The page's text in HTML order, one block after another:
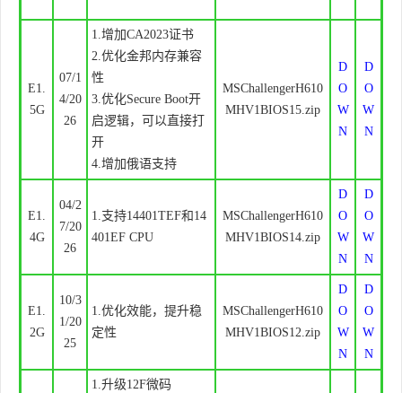
E1.
5G
07/1
4/20
26
1.增加CA2023证书
2.优化金邦内存兼容
性
3.优化Secure Boot开
启逻辑，可以直接打
开
4.增加俄语支持
MSChallengerH610
MHV1BIOS15.zip
D
O
W
N
D
O
W
N
E1.
4G
04/2
7/20
26
1.支持14401TEF和14
401EF CPU
MSChallengerH610
MHV1BIOS14.zip
D
O
W
N
D
O
W
N
E1.
2G
10/3
1/20
25
1.优化效能，提升稳
定性
MSChallengerH610
MHV1BIOS12.zip
D
O
W
N
D
O
W
N
1.升级12F微码